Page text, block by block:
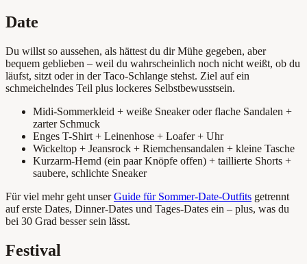
Date
Du willst so aussehen, als hättest du dir Mühe gegeben, aber
bequem geblieben – weil du wahrscheinlich noch nicht weißt, ob du
läufst, sitzt oder in der Taco-Schlange stehst. Ziel auf ein
schmeichelndes Teil plus lockeres Selbstbewusstsein.
Midi-Sommerkleid + weiße Sneaker oder flache Sandalen +
zarter Schmuck
Enges T-Shirt + Leinenhose + Loafer + Uhr
Wickeltop + Jeansrock + Riemchensandalen + kleine Tasche
Kurzarm-Hemd (ein paar Knöpfe offen) + taillierte Shorts +
saubere, schlichte Sneaker
Für viel mehr geht unserGuide für Sommer-Date-Outfits getrennt
auf erste Dates, Dinner-Dates und Tages-Dates ein – plus, was du
bei 30 Grad besser sein lässt.
Festival